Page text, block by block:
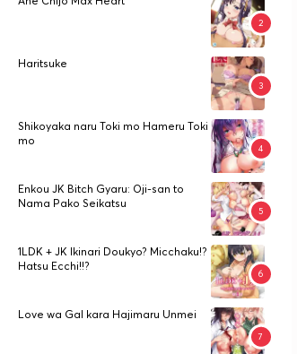
Haritsuke
Shikoyaka naru Toki mo Hameru Toki
mo
Enkou JK Bitch Gyaru: Oji-san to
Nama Pako Seikatsu
1LDK + JK Ikinari Doukyo? Micchaku!?
Hatsu Ecchi!!?
Love wa Gal kara Hajimaru Unmei